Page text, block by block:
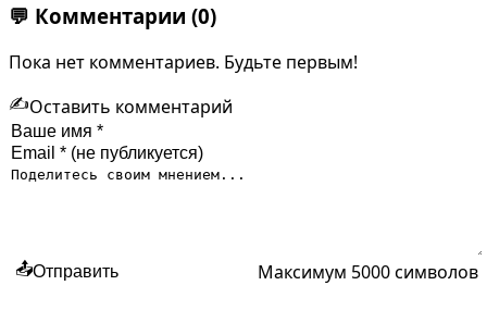
💬 Комментарии (0)
Пока нет комментариев. Будьте первым!
✍️Оставить комментарий
📤Отправить Максимум 5000 символов